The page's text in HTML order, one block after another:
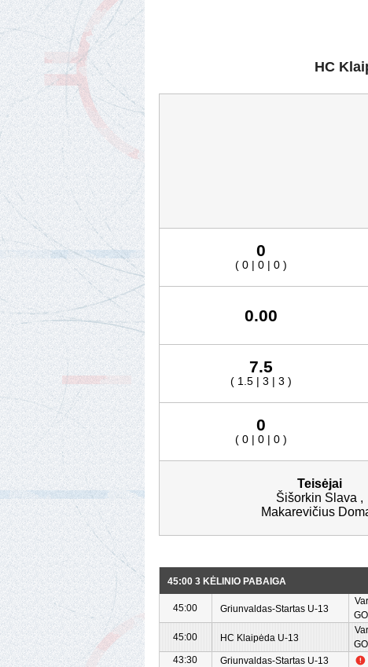
HC
0
( 0 | 0 | 0 )
0.00
7.5
( 1.5 | 3 | 3 )
0
( 0 | 0 | 0 )
Teisėjai
Šišorkin Slava ,
Makarevičius
45:00 3 KĖLINIO PABAIGA
45:00 Griunvaldas-Startas U-13
45:00 HC Klaipėda U-13
43:30 Griunvaldas-Startas U-13